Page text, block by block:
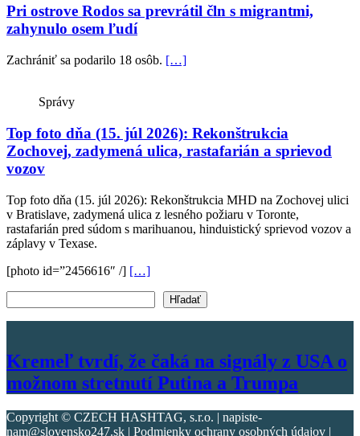
Pri ostrove Rodos sa prevrátil čln s migrantmi,
zahynulo osem ľudí
Zachrániť sa podarilo 18 osôb. […]
Správy
Top foto dňa (15. júl 2026): Rekonštrukcia
Zochovej, zadymená ulica, rastafarián a sprievod
vozov
Top foto dňa (15. júl 2026): Rekonštrukcia MHD na Zochovej ulici
v Bratislave, zadymená ulica z lesného požiaru v Toronte,
rastafarián pred súdom s marihuanou, hinduistický sprievod vozov a
záplavy v Texase.
[photo id=”2456616″ /] […]
Hľadať
Kremeľ tvrdí, že čaká na signály z USA o
možnom stretnutí Putina a Trumpa
Copyright © CZECH HASHTAG, s.r.o. | napiste-
nam@slovensko247.sk | Podmienky ochrany osobných údajov |